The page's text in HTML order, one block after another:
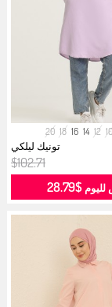
10
12
14
16
18
20
تونيك ليلكي
$102.71
$28.79